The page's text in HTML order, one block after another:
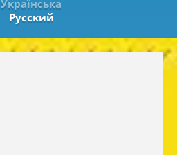
Українська
Русский